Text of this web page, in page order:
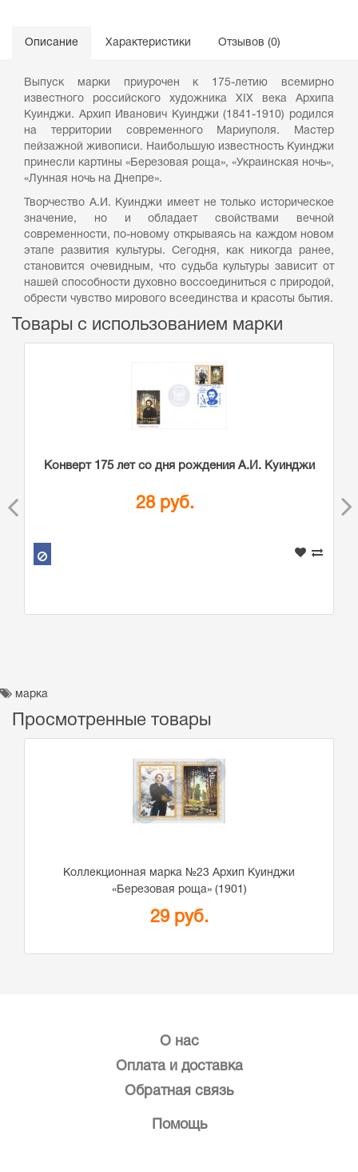
Описание Характеристики Отзывов (0)
Выпуск марки приурочен к 175-летию всемирно
известного российского художника XIX века Архипа
Куинджи. Архип Иванович Куинджи (1841-1910) родился
на территории современного Мариуполя. Мастер
пейзажной живописи. Наибольшую известность Куинджи
принесли картины «Березовая роща», «Украинская ночь»,
«Лунная ночь на Днепре».
Творчество А.И. Куинджи имеет не только историческое
значение, но и обладает свойствами вечной
современности, по-новому открываясь на каждом новом
этапе развития культуры. Сегодня, как никогда ранее,
становится очевидным, что судьба культуры зависит от
нашей способности духовно воссоединиться с природой,
обрести чувство мирового всеединства и красоты бытия.
Товары с использованием марки
Конверт 175 лет со дня рождения А.И. Куинджи
28 руб.
марка
Просмотренные товары
Коллекционная марка №23 Архип Куинджи
«Березовая роща» (1901)
29 руб.
О нас
Оплата и доставка
Обратная связь
Помощь